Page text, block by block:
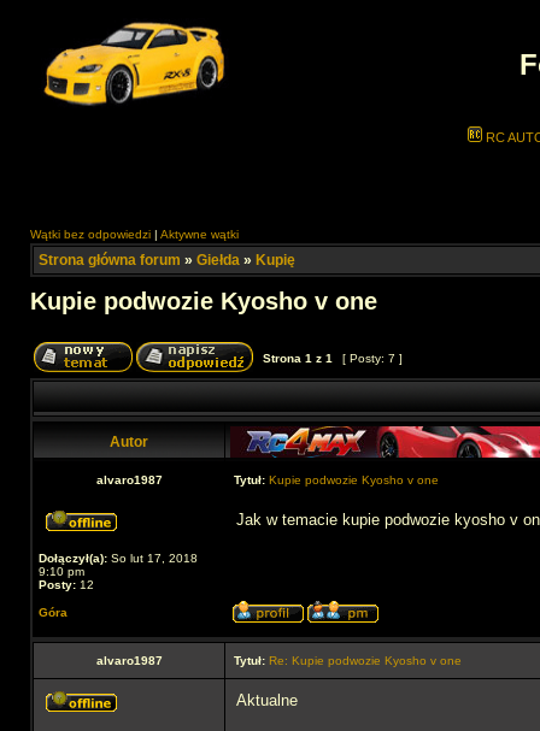
RC
Wątki bez odpowiedzi | Aktywne wątki
Strona główna forum » Giełda » Kupię
Kupie podwozie Kyosho v one
Strona 1 z 1 [ Posty: 7 ]
Autor
alvaro1987 Tytuł: Kupie podwozie Kyosho v one
Dołączył(a): So lut 17, 2018
9:10 pm
Posty: 12
Jak w temacie kupie podwozie kyosho v
Góra
alvaro1987 Tytuł: Re: Kupie podwozie Kyosho v one
Aktualne